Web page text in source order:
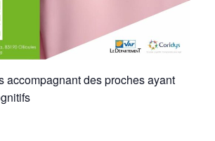
accompagnant des proches ayant